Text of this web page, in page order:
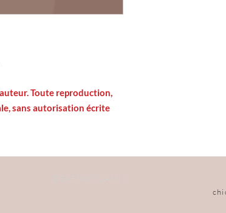
Toute reproduction,
sans autorisation écrite